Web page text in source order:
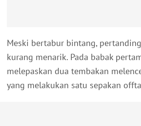
Meski bertabur bintang,
kurang menarik. Pada babak
melepaskan dua tembakan
yang melakukan satu sepakan